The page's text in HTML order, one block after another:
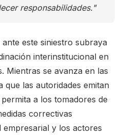
responsabilidades."
este siniestro subraya
interinstitucional en
Mientras se avanza en las
que las autoridades emitan
a los tomadores de
correctivas
empresarial y los actores